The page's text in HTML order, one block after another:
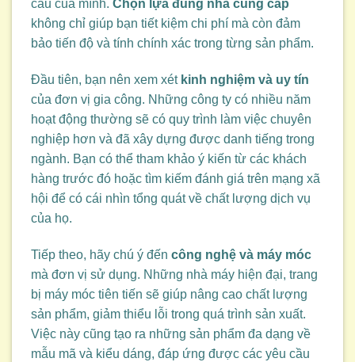
cầu của mình. Chọn lựa đúng nhà cung cấp
không chỉ giúp bạn tiết kiệm chi phí mà còn đảm
bảo tiến độ và tính chính xác trong từng sản phẩm.
Đầu tiên, bạn nên xem xét kinh nghiệm và uy tín
của đơn vị gia công. Những công ty có nhiều năm
hoạt động thường sẽ có quy trình làm việc chuyên
nghiệp hơn và đã xây dựng được danh tiếng trong
ngành. Bạn có thể tham khảo ý kiến từ các khách
hàng trước đó hoặc tìm kiếm đánh giá trên mạng xã
hội để có cái nhìn tổng quát về chất lượng dịch vụ
của họ.
Tiếp theo, hãy chú ý đến công nghệ và máy móc
mà đơn vị sử dụng. Những nhà máy hiện đại, trang
bị máy móc tiên tiến sẽ giúp nâng cao chất lượng
sản phẩm, giảm thiểu lỗi trong quá trình sản xuất.
Việc này cũng tạo ra những sản phẩm đa dạng về
mẫu mã và kiểu dáng, đáp ứng được các yêu cầu